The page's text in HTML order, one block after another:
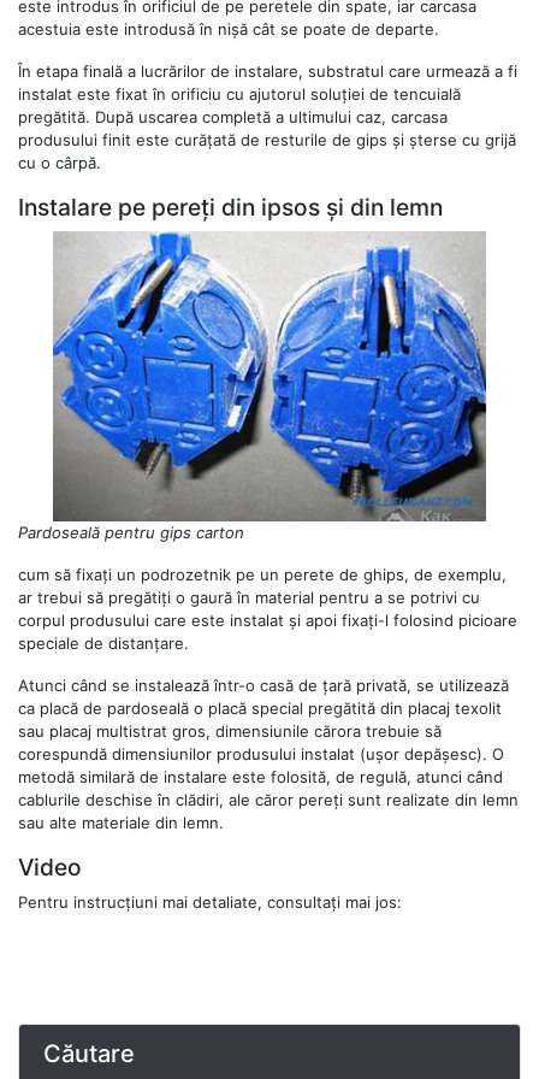
este introdus în orificiul de pe peretele din spate, iar carcasa
acestuia este introdusă în nișă cât se poate de departe.
În etapa finală a lucrărilor de instalare, substratul care urmează a fi
instalat este fixat în orificiu cu ajutorul soluției de tencuială
pregătită. După uscarea completă a ultimului caz, carcasa
produsului finit este curățată de resturile de gips și șterse cu grijă
cu o cârpă.
Instalare pe pereți din ipsos și din lemn
Pardoseală pentru gips carton
cum să fixați un podrozetnik pe un perete de ghips, de exemplu,
ar trebui să pregătiți o gaură în material pentru a se potrivi cu
corpul produsului care este instalat și apoi fixați-l folosind picioare
speciale de distanțare.
Atunci când se instalează într-o casă de țară privată, se utilizează
ca placă de pardoseală o placă special pregătită din placaj texolit
sau placaj multistrat gros, dimensiunile cărora trebuie să
corespundă dimensiunilor produsului instalat (ușor depășesc). O
metodă similară de instalare este folosită, de regulă, atunci când
cablurile deschise în clădiri, ale căror pereți sunt realizate din lemn
sau alte materiale din lemn.
Video
Pentru instrucțiuni mai detaliate, consultați mai jos:
Căutare